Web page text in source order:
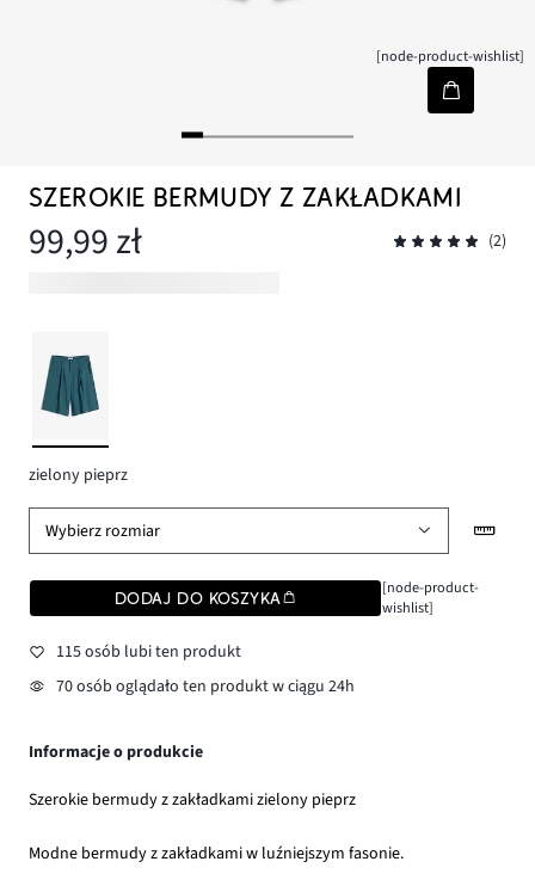
[node-product-wishlist]
SZEROKIE BERMUDY Z ZAKŁADKAMI
99,99 zł (2)
zielony pieprz
Wybierz rozmiar
DODAJ DO KOSZYKA
[node-product-
wishlist]
115 osób lubi ten produkt
70 osób oglądało ten produkt w ciągu 24h
Informacje o produkcie
Szerokie bermudy z zakładkami zielony pieprz
Modne bermudy z zakładkami w luźniejszym fasonie.